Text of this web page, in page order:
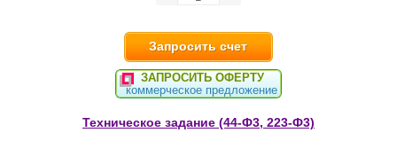
Запросить счет
ЗАПРОСИТЬ ОФЕРТУ
коммерческое предложение
Техническое задание (44-Ф3, 223-Ф3)